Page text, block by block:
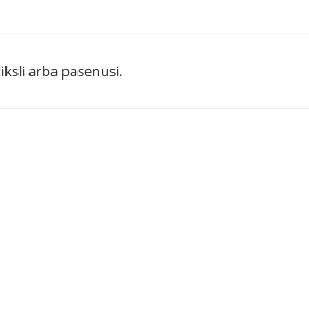
arba pasenusi.